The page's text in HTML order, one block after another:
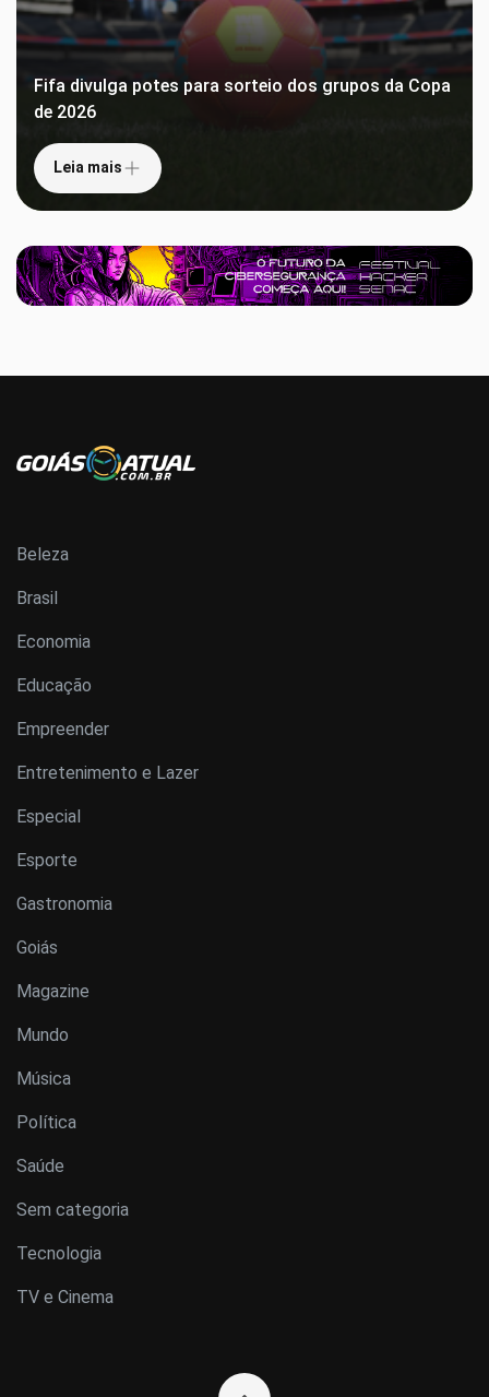
Fifa divulga potes para sorteio dos grupos da Copa
de 2026
Leia mais
Beleza
Brasil
Economia
Educação
Empreender
Entretenimento e Lazer
Especial
Esporte
Gastronomia
Goiás
Magazine
Mundo
Música
Política
Saúde
Sem categoria
Tecnologia
TV e Cinema